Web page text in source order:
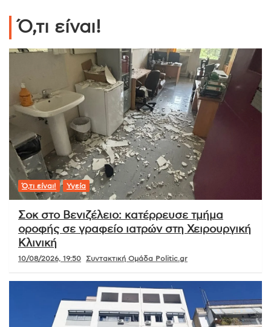
Ό,τι είναι!
Ό,τι είναι! Υγεία
Σοκ στο Βενιζέλειο: κατέρρευσε τμήμα
οροφής σε γραφείο ιατρών στη Χειρουργική
Κλινική
10/08/2026, 19:50 Συντακτική Ομάδα Politic.gr